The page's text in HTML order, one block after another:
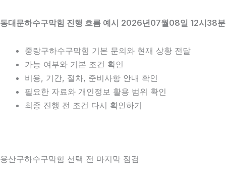
동대문하수구막힘 진행 흐름 예시 2026년07월08일 12시38분
중랑구하수구막힘 기본 문의와 현재 상황 전달
가능 여부와 기본 조건 확인
비용, 기간, 절차, 준비사항 안내 확인
필요한 자료와 개인정보 활용 범위 확인
최종 진행 전 조건 다시 확인하기
용산구하수구막힘 선택 전 마지막 점검